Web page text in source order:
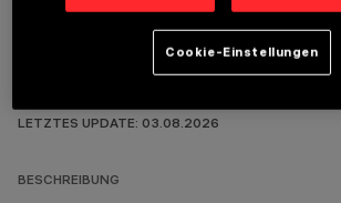
LETZTES UPDATE: 03.08.2026
BESCHREIBUNG
Cookie-Einstellungen